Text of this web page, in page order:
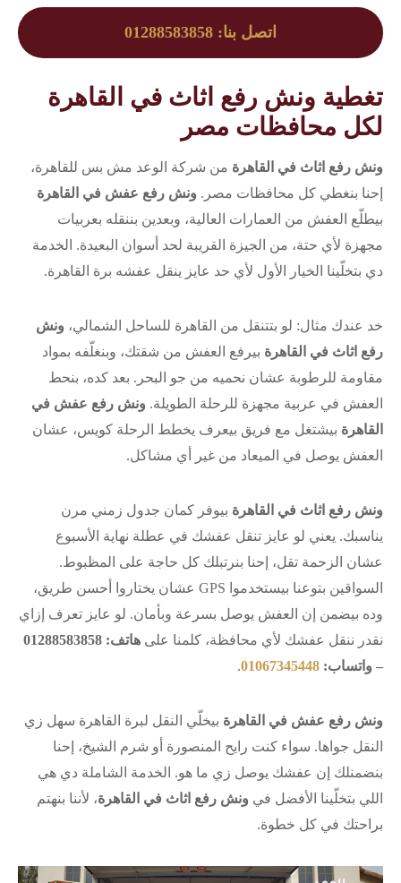
اتصل بنا: 01288583858
تغطية ونش رفع اثاث في القاهرة
لكل محافظات مصر
ونش رفع اثاث في القاهرة من شركة الوعد مش بس للقاهرة،
إحنا بنغطي كل محافظات مصر. ونش رفع عفش في القاهرة
بيطلّع العفش من العمارات العالية، وبعدين بننقله بعربيات
مجهزة لأي حتة، من الجيزة القريبة لحد أسوان البعيدة. الخدمة
دي بتخلّينا الخيار الأول لأي حد عايز ينقل عفشه برة القاهرة.
خد عندك مثال: لو بتتنقل من القاهرة للساحل الشمالي، ونش
رفع اثاث في القاهرة بيرفع العفش من شقتك، وبنغلّفه بمواد
مقاومة للرطوبة عشان نحميه من جو البحر. بعد كده، بنحط
العفش في عربية مجهزة للرحلة الطويلة. ونش رفع عفش في
القاهرة بيشتغل مع فريق بيعرف يخطط الرحلة كويس، عشان
العفش يوصل في الميعاد من غير أي مشاكل.
ونش رفع اثاث في القاهرة بيوفر كمان جدول زمني مرن
يناسبك. يعني لو عايز تنقل عفشك في عطلة نهاية الأسبوع
عشان الزحمة تقل، إحنا بنرتبلك كل حاجة على المظبوط.
السواقين بتوعنا بيستخدموا GPS عشان يختاروا أحسن طريق،
وده بيضمن إن العفش يوصل بسرعة وبأمان. لو عايز تعرف إزاي
نقدر ننقل عفشك لأي محافظة، كلمنا على
هاتف: 01288583858
– واتساب: 01067345448
.
ونش رفع عفش في القاهرة بيخلّي النقل لبرة القاهرة سهل زي
النقل جواها. سواء كنت رايح المنصورة أو شرم الشيخ، إحنا
بنضمنلك إن عفشك يوصل زي ما هو. الخدمة الشاملة دي هي
اللي بتخلّينا الأفضل في ونش رفع اثاث في القاهرة، لأننا بنهتم
براحتك في كل خطوة.